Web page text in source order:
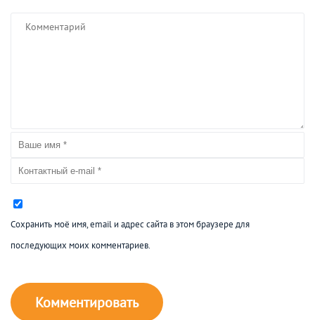
Сохранить моё имя, email и адрес сайта в этом браузере для
последующих моих комментариев.